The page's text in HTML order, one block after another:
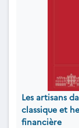
Les artisans
classique et
financière